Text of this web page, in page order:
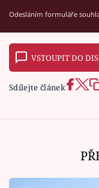
Odesláním formuláře
VSTOUPIT DO
Sdílejte článek